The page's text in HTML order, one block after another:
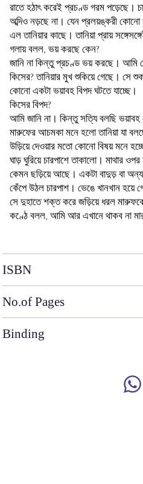
রাতে হঠাৎ করেই প্রচণ্ড গরম পড়েছে।
অব্দিও নড়ছে না। যেন প্রলয়ঙ্করী
এল তানিয়ার কাছে। তানিয়া প্রায়
গলায় বলল, ভয় করছে কেন?
জানি না কিন্তু প্রচণ্ড ভয় করছে। আমি
কিসের? তানিয়ার মুখ শুকিয়ে গেছে। সে
কোনো একটা ভয়াবহ বিপদ ঘটতে যাচ্ছে।
কিসের বিপদ?
আমি জানি না। কিন্তু সত্যি বলছি
মারুফের আচমকা মনে হলো তানিয়া যা
উড়িয়ে দেওয়ার মতো কোনো বিষয় মনে
ঘাড় ঘুরিয়ে চারপাশে তাকালো। মাথার
কেমন ছড়িয়ে আছে। একটা বাদুড় বা অন্য
কেঁপে উঠল চারপাশ। ভেঙে খানখান হয়ে
সে দুহাতে শক্ত করে জড়িয়ে ধরল
কণ্ঠে বলল, আমি আর এখানে থাকব না
ISBN
No.of Pages
Binding